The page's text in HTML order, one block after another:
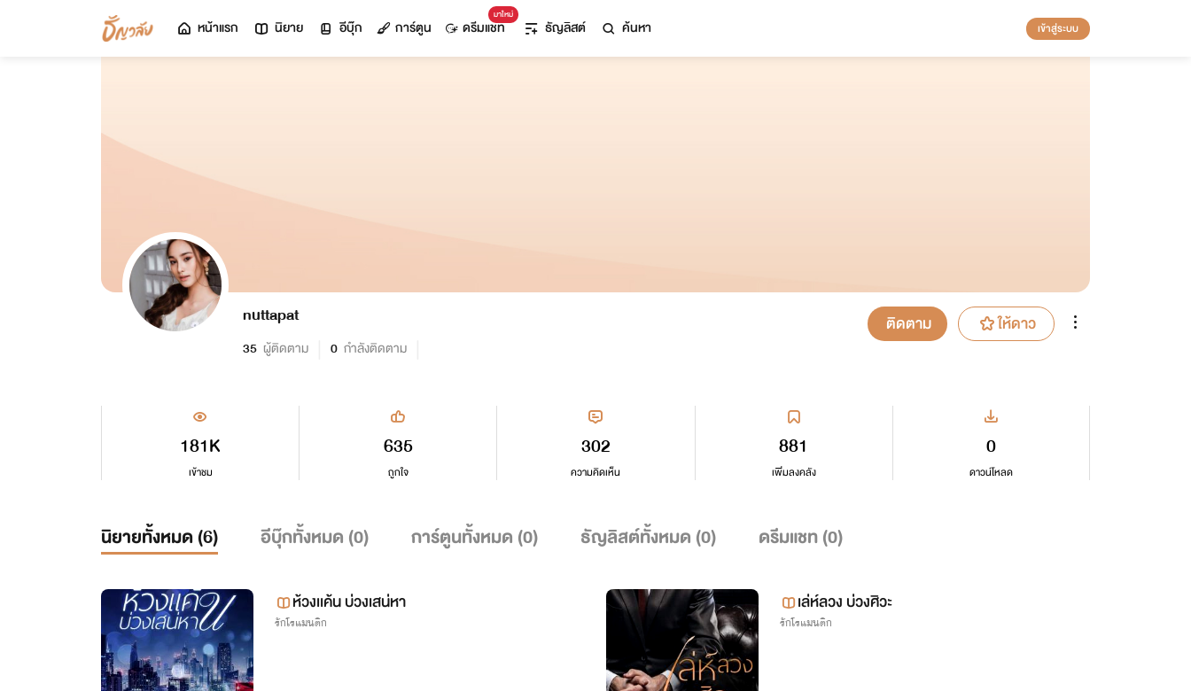
หน้าแรก นิยาย อีบุ๊ก การ์ตูน
มาใหม่
ดรีมแชท ธัญลิสต์ ค้นหา เข้าสู่ระบบ
nuttapat
35 ผู้ติดตาม 0 กำลังติดตาม
ติดตาม ให้ดาว
181K
เข้าชม
881
เพิ่มลงคลัง
635
ถูกใจ
0
ดาวน์โหลด
302
ความคิดเห็น
นิยายทั้งหมด (6) อีบุ๊กทั้งหมด (0) การ์ตูนทั้งหมด (0) ธัญลิสต์ทั้งหมด (0) ดรีมแชท (0)
ห้วงเเค้น บ่วงเสน่หา
รักโรแมนติก
เล่ห์ลวง บ่วงศิวะ
รักโรแมนติก